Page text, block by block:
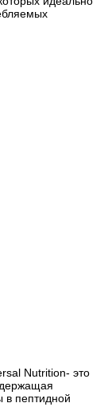
Nutrition- это
пептидной